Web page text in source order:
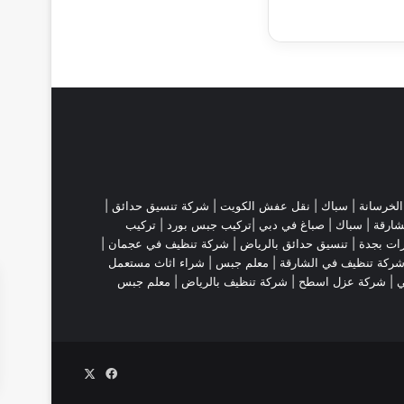
| سباك نقل عفش الكويت شركة تنسيق حدائق
| سباك | صباغ في دبي |تركيب جبس بورد | تركيب
بجدة تنسيق حدائق بالرياض شركة تنظيف في عجمان
شركة تنظيف في الشارقة معلم جبس
شراء اثاث مستعمل
| شركة عزل اسطح شركة تنظيف بالرياض
معلم جبس
فيسبوك